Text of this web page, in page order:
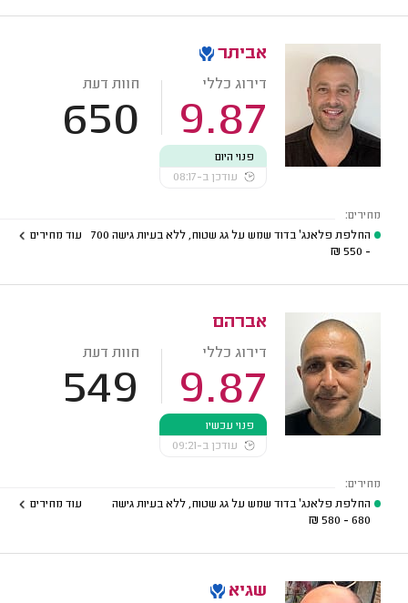
אביתר
דירוג כללי
9.87
חוות דעת
650
פנוי היום
עודכן ב-08:17
מחירים:
החלפת פלאנג' בדוד שמש על גג שטוח, ללא בעיות גישה 700
- 550
₪
עוד מחירים
אברהם
דירוג כללי
9.87
חוות דעת
549
פנוי עכשיו
עודכן ב-09:21
מחירים:
החלפת פלאנג' בדוד שמש על גג שטוח, ללא בעיות גישה
680 - 580
₪
עוד מחירים
שגיא